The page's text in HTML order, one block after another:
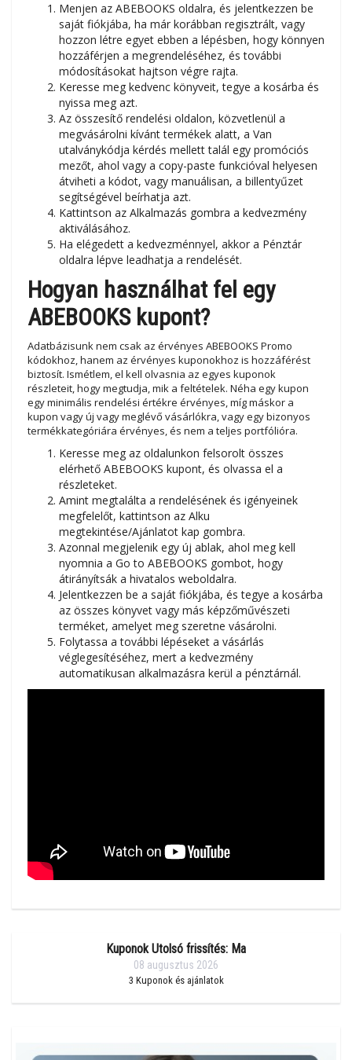
Menjen az ABEBOOKS oldalra, és jelentkezzen be
saját fiókjába, ha már korábban regisztrált, vagy
hozzon létre egyet ebben a lépésben, hogy könnyen
hozzáférjen a megrendeléséhez, és további
módosításokat hajtson végre rajta.
Keresse meg kedvenc könyveit, tegye a kosárba és
nyissa meg azt.
Az összesítő rendelési oldalon, közvetlenül a
megvásárolni kívánt termékek alatt, a Van
utalványkódja kérdés mellett talál egy promóciós
mezőt, ahol vagy a copy-paste funkcióval helyesen
átviheti a kódot, vagy manuálisan, a billentyűzet
segítségével beírhatja azt.
Kattintson az Alkalmazás gombra a kedvezmény
aktiválásához.
Ha elégedett a kedvezménnyel, akkor a Pénztár
oldalra lépve leadhatja a rendelését.
Hogyan használhat fel egy
ABEBOOKS kupont?
Adatbázisunk nem csak az érvényes ABEBOOKS Promo
kódokhoz, hanem az érvényes kuponokhoz is hozzáférést
biztosít. Ismétlem, el kell olvasnia az egyes kuponok
részleteit, hogy megtudja, mik a feltételek. Néha egy kupon
egy minimális rendelési értékre érvényes, míg máskor a
kupon vagy új vagy meglévő vásárlókra, vagy egy bizonyos
termékkategóriára érvényes, és nem a teljes portfólióra.
Keresse meg az oldalunkon felsorolt összes
elérhető ABEBOOKS kupont, és olvassa el a
részleteket.
Amint megtalálta a rendelésének és igényeinek
megfelelőt, kattintson az Alku
megtekintése/Ajánlatot kap gombra.
Azonnal megjelenik egy új ablak, ahol meg kell
nyomnia a Go to ABEBOOKS gombot, hogy
átirányítsák a hivatalos weboldalra.
Jelentkezzen be a saját fiókjába, és tegye a kosárba
az összes könyvet vagy más képzőművészeti
terméket, amelyet meg szeretne vásárolni.
Folytassa a további lépéseket a vásárlás
véglegesítéséhez, mert a kedvezmény
automatikusan alkalmazásra kerül a pénztárnál.
Kuponok Utolsó frissítés: Ma
08 augusztus 2026
3 Kuponok és ajánlatok